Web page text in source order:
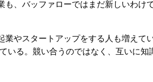
、バッファローではまだ新しいわけ
やスタートアップをする人も増えて
いる。競い合うのではなく、互いに知